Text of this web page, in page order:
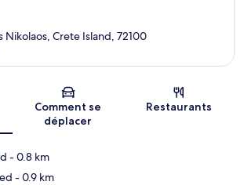
Carte
Nikolaos, Crete Island, 72100
Comment se
déplacer
Restaurants
- 0.8 km
- 0.9 km